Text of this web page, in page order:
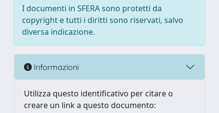
I documenti in SFERA sono protetti da
copyright e tutti i diritti sono riservati, salvo
diversa indicazione.
Informazioni
Utilizza questo identificativo per citare o
creare un link a questo documento: